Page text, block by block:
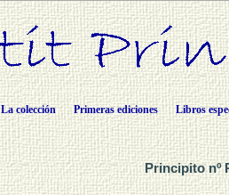
La colección Primeras ediciones Libros
Principito nº